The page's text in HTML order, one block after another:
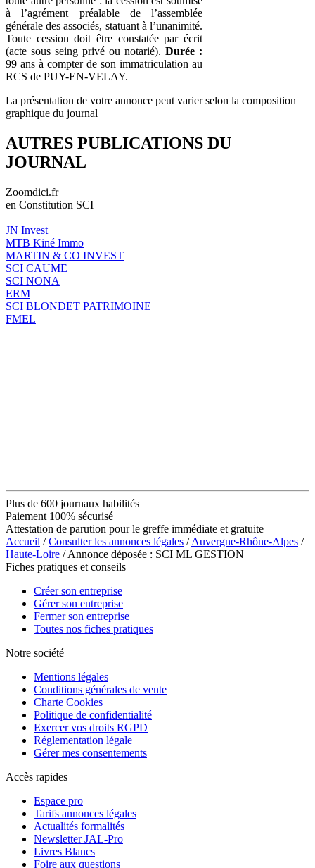
à l’agrément préalable de l’assemblée
générale des associés, statuant à l’unanimité.
Toute cession doit être constatée par écrit
(acte sous seing privé ou notarié). Durée :
99 ans à compter de son immatriculation au
RCS de PUY-EN-VELAY.
La présentation de votre annonce peut varier selon la composition
graphique du journal
AUTRES PUBLICATIONS DU
JOURNAL
Zoomdici.fr
en Constitution SCI
JN Invest
MTB Kiné Immo
MARTIN & CO INVEST
SCI CAUME
SCI NONA
ERM
SCI BLONDET PATRIMOINE
FMEL
Plus de 600 journaux habilités
Paiement 100% sécurisé
Attestation de parution pour le greffe immédiate et gratuite
Accueil /Consulter les annonces légales /Auvergne-Rhône-Alpes /
Haute-Loire / Annonce déposée : SCI ML GESTION
Fiches pratiques et conseils
Créer son entreprise
Gérer son entreprise
Fermer son entreprise
Toutes nos fiches pratiques
Notre société
Mentions légales
Conditions générales de vente
Charte Cookies
Politique de confidentialité
Exercer vos droits RGPD
Réglementation légale
Gérer mes consentements
Accès rapides
Espace pro
Tarifs annonces légales
Actualités formalités
Newsletter JAL-Pro
Livres Blancs
Foire aux questions